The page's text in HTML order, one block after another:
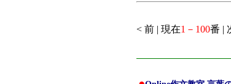
< 前 | 現在1－100番 |